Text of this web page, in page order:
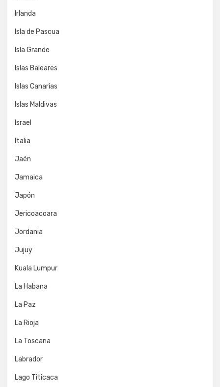
Irlanda
Isla de Pascua
Isla Grande
Islas Baleares
Islas Canarias
Islas Maldivas
Israel
Italia
Jaén
Jamaica
Japón
Jericoacoara
Jordania
Jujuy
Kuala Lumpur
La Habana
La Paz
La Rioja
La Toscana
Labrador
Lago Titicaca